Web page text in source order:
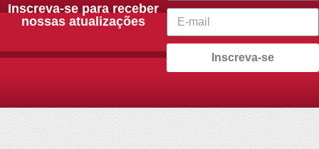
Inscreva-se para receber
nossas atualizações
Inscreva-se